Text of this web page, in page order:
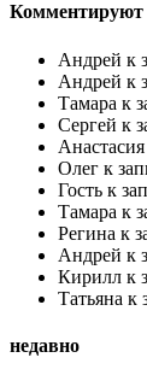
Комментируют
Андрей к
Андрей к
Тамара к
Сергей к
Анастасия
Олег к
Гость к
Тамара к
Регина к
Андрей к
Кирилл к
Татьяна к
недавно